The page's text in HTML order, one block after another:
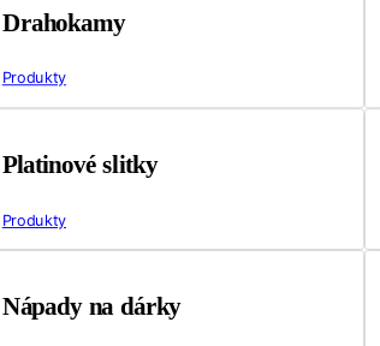
Drahokamy
Produkty
Platinové slitky
Produkty
Nápady na dárky